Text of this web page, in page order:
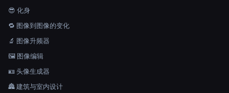
😎 化身
🔁 图像到图像的变化
🔬 图像升频器
🖼️ 图像编辑
🪪 头像生成器
🏯 建筑与室内设计